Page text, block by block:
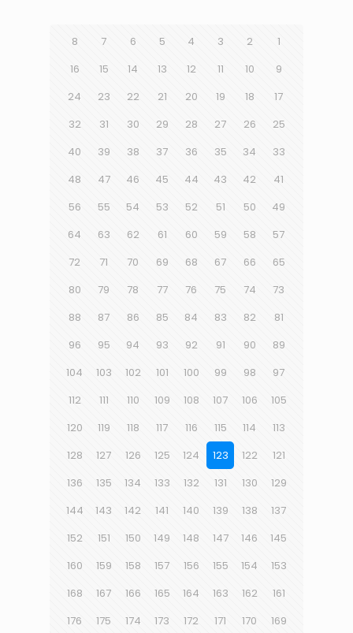
1
2
3
4
5
6
7
8
9
10
11
12
13
14
15
16
17
18
19
20
21
22
23
24
25
26
27
28
29
30
31
32
33
34
35
36
37
38
39
40
41
42
43
44
45
46
47
48
49
50
51
52
53
54
55
56
57
58
59
60
61
62
63
64
65
66
67
68
69
70
71
72
73
74
75
76
77
78
79
80
81
82
83
84
85
86
87
88
89
90
91
92
93
94
95
96
97
98
99
100
101
102
103
104
105
106
107
108
109
110
111
112
113
114
115
116
117
118
119
120
121
122
123
124
125
126
127
128
129
130
131
132
133
134
135
136
137
138
139
140
141
142
143
144
145
146
147
148
149
150
151
152
153
154
155
156
157
158
159
160
161
162
163
164
165
166
167
168
169
170
171
172
173
174
175
176